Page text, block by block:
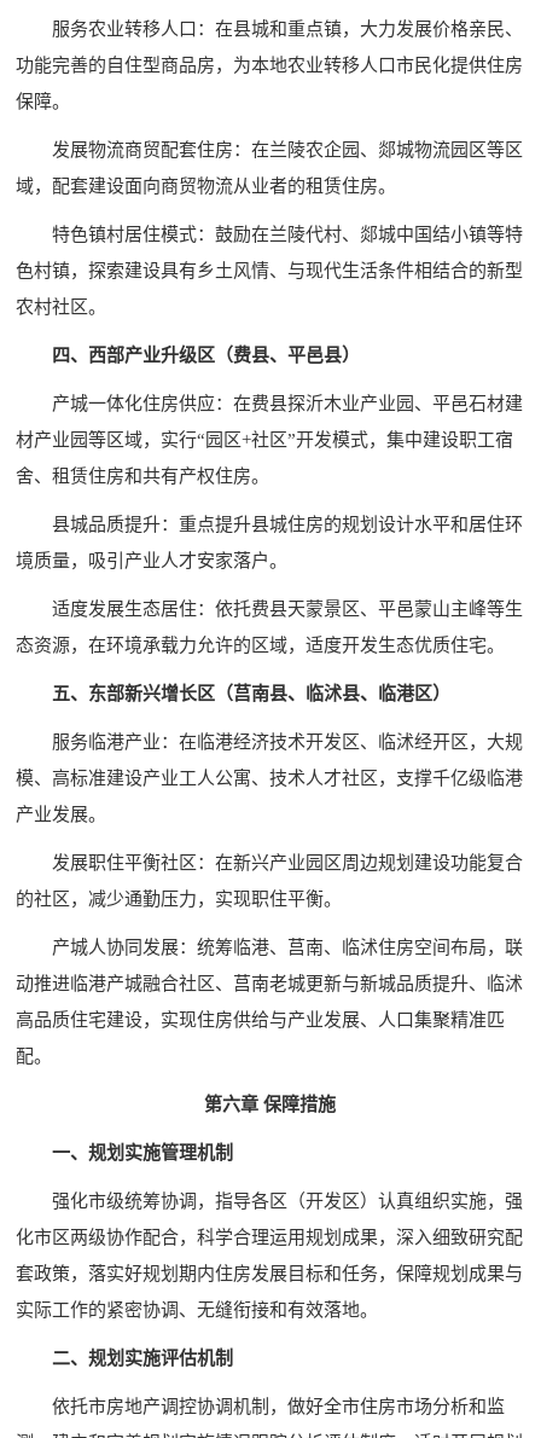
服务农业转移人口：在县城和重点镇，大力发展价格亲民、
功能完善的自住型商品房，为本地农业转移人口市民化提供住房
保障。
发展物流商贸配套住房：在兰陵农企园、郯城物流园区等区
域，配套建设面向商贸物流从业者的租赁住房。
特色镇村居住模式：鼓励在兰陵代村、郯城中国结小镇等特
色村镇，探索建设具有乡土风情、与现代生活条件相结合的新型
农村社区。
四、西部产业升级区（费县、平邑县）
产城一体化住房供应：在费县探沂木业产业园、平邑石材建
材产业园等区域，实行“园区+社区”开发模式，集中建设职工宿
舍、租赁住房和共有产权住房。
县城品质提升：重点提升县城住房的规划设计水平和居住环
境质量，吸引产业人才安家落户。
适度发展生态居住：依托费县天蒙景区、平邑蒙山主峰等生
态资源，在环境承载力允许的区域，适度开发生态优质住宅。
五、东部新兴增长区（莒南县、临沭县、临港区）
服务临港产业：在临港经济技术开发区、临沭经开区，大规
模、高标准建设产业工人公寓、技术人才社区，支撑千亿级临港
产业发展。
发展职住平衡社区：在新兴产业园区周边规划建设功能复合
的社区，减少通勤压力，实现职住平衡。
产城人协同发展：统筹临港、莒南、临沭住房空间布局，联
动推进临港产城融合社区、莒南老城更新与新城品质提升、临沭
高品质住宅建设，实现住房供给与产业发展、人口集聚精准匹
配。
第六章 保障措施
一、规划实施管理机制
强化市级统筹协调，指导各区（开发区）认真组织实施，强
化市区两级协作配合，科学合理运用规划成果，深入细致研究配
套政策，落实好规划期内住房发展目标和任务，保障规划成果与
实际工作的紧密协调、无缝衔接和有效落地。
二、规划实施评估机制
依托市房地产调控协调机制，做好全市住房市场分析和监